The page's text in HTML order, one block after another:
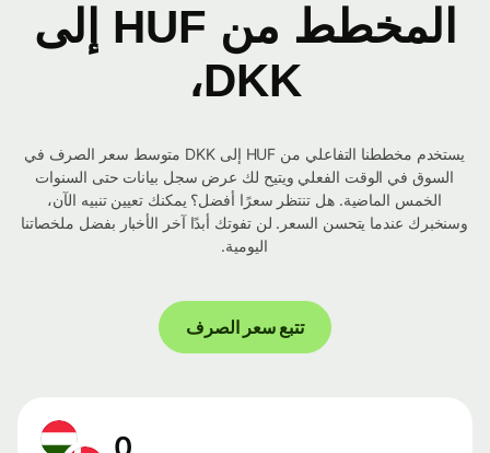
المخطط من HUF إلى
DKK،
يستخدم مخططنا التفاعلي من HUF إلى DKK متوسط ​​سعر الصرف في
السوق في الوقت الفعلي ويتيح لك عرض سجل بيانات حتى السنوات
الخمس الماضية. هل تنتظر سعرًا أفضل؟ يمكنك تعيين تنبيه الآن،
وسنخبرك عندما يتحسن السعر. لن تفوتك أبدًا آخر الأخبار بفضل ملخصاتنا
اليومية.
تتبع سعر الصرف